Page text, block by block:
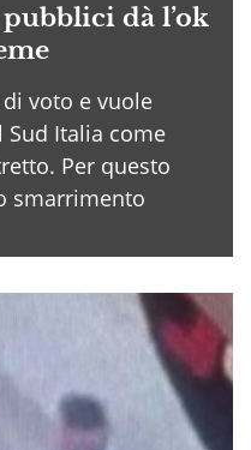
dà l’ok
voto e vuole
Italia come
Per questo
smarrimento